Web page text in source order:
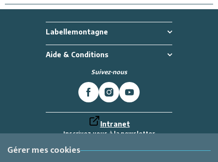
Labellemontagne
Aide & Conditions
Suivez-nous
Intranet
Inscrivez-vous à la newsletter
Labellemontagne
Gérer mes cookies